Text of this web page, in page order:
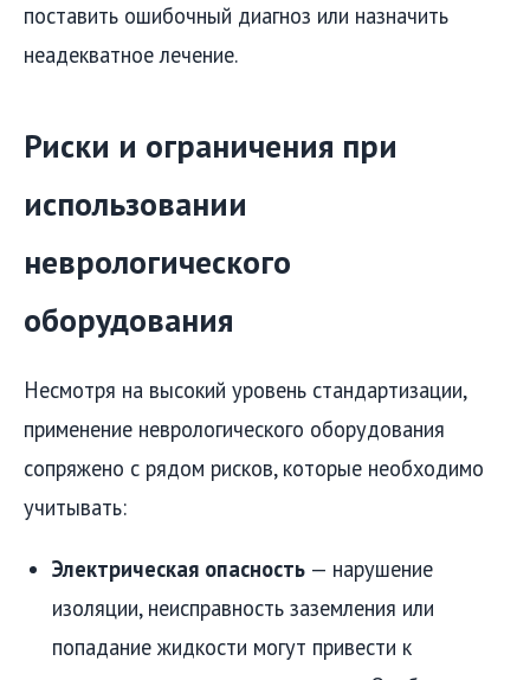
поставить ошибочный диагноз или назначить
неадекватное лечение.
Риски и ограничения при
использовании
неврологического
оборудования
Несмотря на высокий уровень стандартизации,
применение неврологического оборудования
сопряжено с рядом рисков, которые необходимо
учитывать:
Электрическая опасность — нарушение
изоляции, неисправность заземления или
попадание жидкости могут привести к